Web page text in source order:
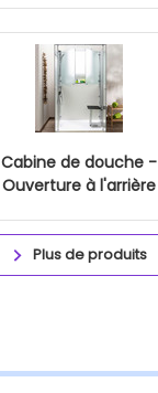
Cabine de douche -
Ouverture à l'arrière
Plus de produits